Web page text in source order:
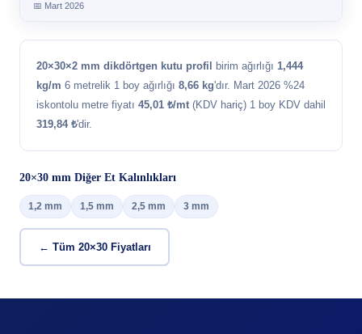
📅 Mart 2026
20×30×2 mm dikdörtgen kutu profil birim ağırlığı 1,444
kg/m 6 metrelik 1 boy ağırlığı 8,66 kg'dır. Mart 2026 %24
iskontolu metre fiyatı 45,01 ₺/mt (KDV hariç) 1 boy KDV dahil
319,84 ₺'dir.
20×30 mm Diğer Et Kalınlıkları
1,2 mm 1,5 mm 2,5 mm 3 mm
← Tüm 20×30 Fiyatları